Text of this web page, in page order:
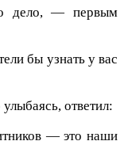
дело, — первым
бы узнать у вас
ответил:
— это наши